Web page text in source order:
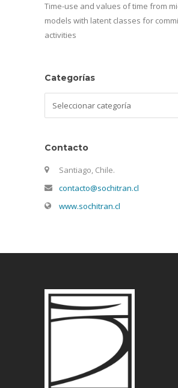
Time-use and values of time from
models with latent classes for
activities
Categorías
Contacto
Santiago, Chile.
contacto@sochitran.cl
www.sochitran.cl